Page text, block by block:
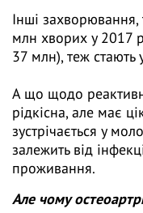
Інші
млн хворих у 2017
37 млн), теж
А що щодо
рідкісна, але має
зустрічається у
залежить від
проживання.
Але чому